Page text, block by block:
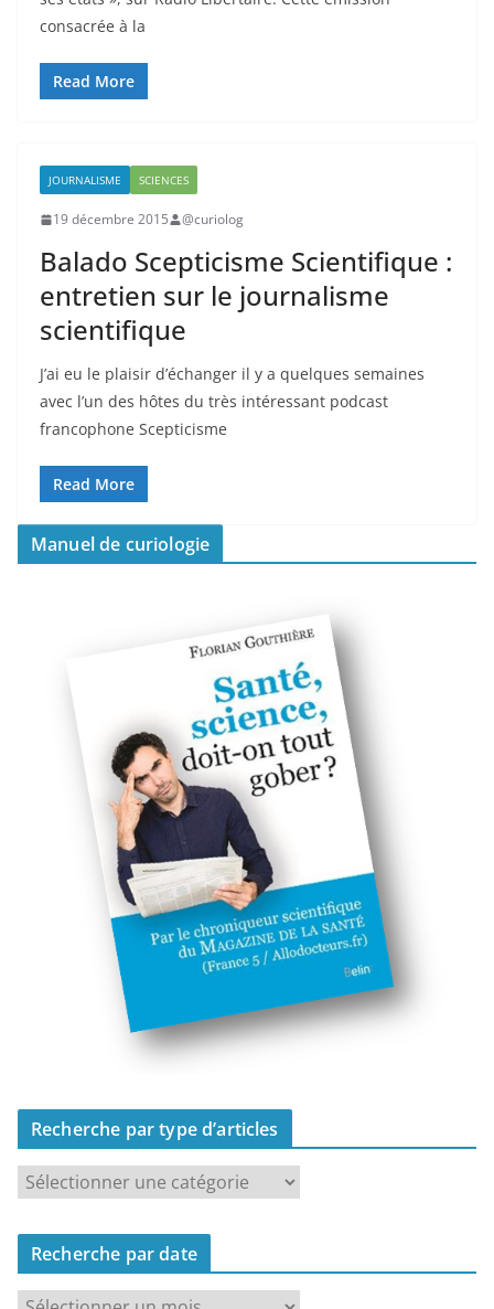
consacrée à la
Read More
JOURNALISME SCIENCES
19 décembre 2015 @curiolog
Balado Scepticisme Scientifique :
entretien sur le journalisme
scientifique
J’ai eu le plaisir d’échanger il y a quelques semaines
avec l’un des hôtes du très intéressant podcast
francophone Scepticisme
Read More
Manuel de curiologie
Recherche par type d’articles
c
e
Recherche par date